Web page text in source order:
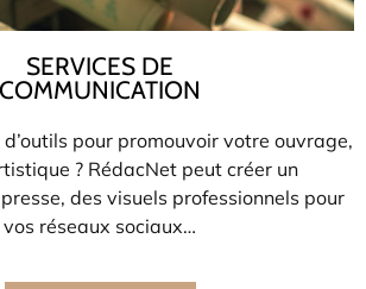
SERVICES DE
COMMUNICATION
pour promouvoir votre ouvrage,
? RédacNet peut créer un
des visuels professionnels pour
vos réseaux sociaux…